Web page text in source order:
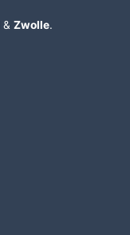
& Zwolle.